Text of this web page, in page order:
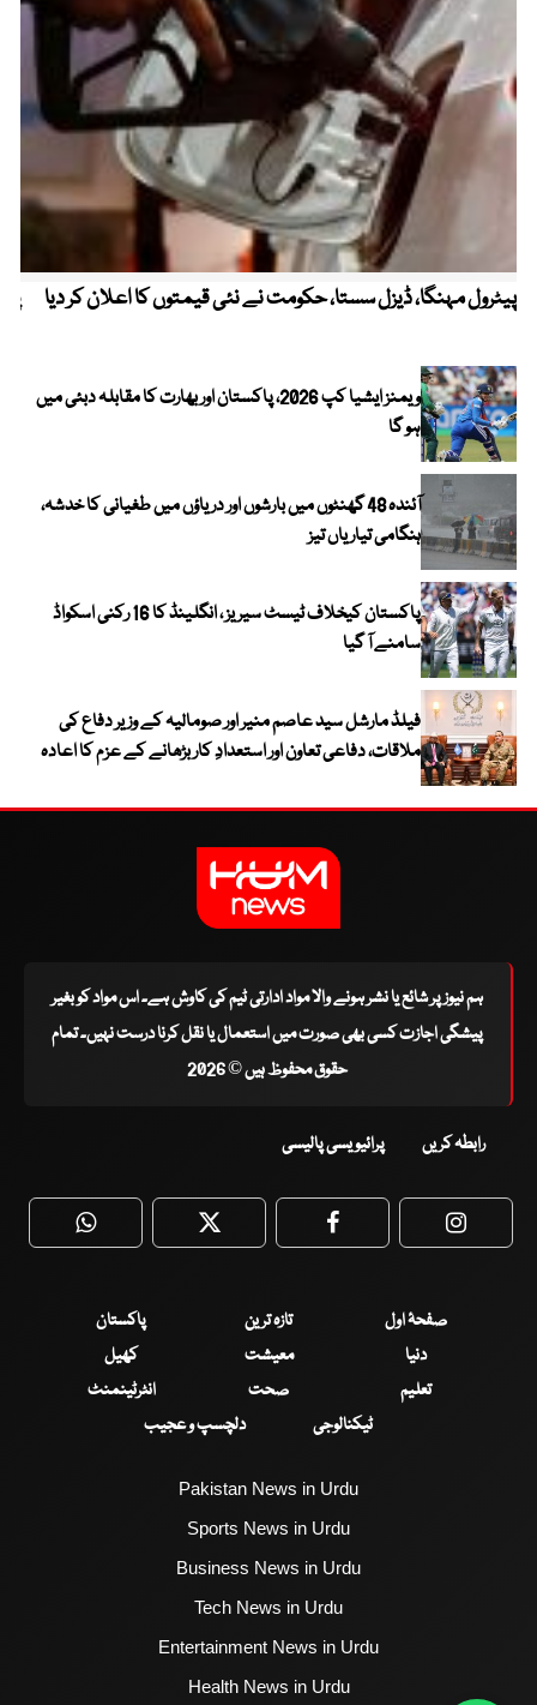
پیٹرول مہنگا، ڈیزل سستا، حکومت نے نئی قیمتوں کا اعلان کر دیا
ویمنز ایشیا کپ 2026، پاکستان اور بھارت کا مقابلہ دبئی میں
ہو گا
آئندہ 48 گھنٹوں میں بارشوں اور دریاؤں میں طغیانی کا خدشہ،
ہنگامی تیاریاں تیز
پاکستان کیخلاف ٹیسٹ سیریز ، انگلینڈ کا 16 رکنی اسکواڈ
سامنے آ گیا
فیلڈ مارشل سید عاصم منیر اور صومالیہ کے وزیر دفاع کی
ملاقات، دفاعی تعاون اور استعدادِ کار بڑھانے کے عزم کا اعادہ
ہم نیوز پر شائع یا نشر ہونے والا مواد ادارتی ٹیم کی کاوش ہے۔ اس مواد کو بغیر
پیشگی اجازت کسی بھی صورت میں استعمال یا نقل کرنا درست نہیں۔ تمام
حقوق محفوظ ہیں © 2026
رابطہ کریں پرائیویسی پالیسی
WhatsApp Twitter Facebook
صفحۂ اول تازہ ترین
پاکستان
دنیا
معیشت
کھیل
تعلیم
صحت
انٹرٹینمنٹ
ٹیکنالوجی
دلچسپ و عجیب
Pakistan News in Urdu
Sports News in Urdu
Business News in Urdu
Tech News in Urdu
Entertainment News in Urdu
Health News in Urdu